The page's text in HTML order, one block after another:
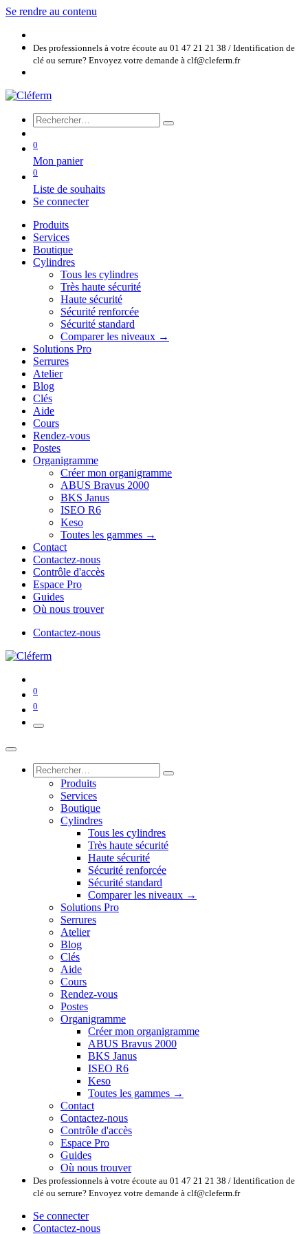
Se rendre au contenu
Des professionnels à votre écoute au 01 47 21 21 38 / Identification de
clé ou serrure? Envoyez votre demande à clf@cleferm.fr
0
Mon panier
0
Liste de souhaits
Se connecter
Produits
Services
Boutique
Cylindres
Tous les cylindres
Très haute sécurité
Haute sécurité
Sécurité renforcée
Sécurité standard
Comparer les niveaux →
Solutions Pro
Serrures
Atelier
Blog
Clés
Aide
Cours
Rendez-vous
Postes
Organigramme
Créer mon organigramme
ABUS Bravus 2000
BKS Janus
ISEO R6
Keso
Toutes les gammes →
Contact
Contactez-nous
Contrôle d'accès
Espace Pro
Guides
Où nous trouver
Contactez-nous
0
0
Produits
Services
Boutique
Cylindres
Tous les cylindres
Très haute sécurité
Haute sécurité
Sécurité renforcée
Sécurité standard
Comparer les niveaux →
Solutions Pro
Serrures
Atelier
Blog
Clés
Aide
Cours
Rendez-vous
Postes
Organigramme
Créer mon organigramme
ABUS Bravus 2000
BKS Janus
ISEO R6
Keso
Toutes les gammes →
Contact
Contactez-nous
Contrôle d'accès
Espace Pro
Guides
Où nous trouver
Des professionnels à votre écoute au 01 47 21 21 38 / Identification de
clé ou serrure? Envoyez votre demande à clf@cleferm.fr
Se connecter
Contactez-nous